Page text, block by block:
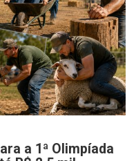
a 1ª Olimpíada